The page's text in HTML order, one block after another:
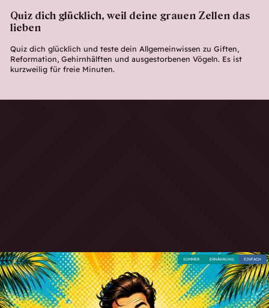
Quiz dich glücklich, weil deine grauen Zellen das
lieben
Quiz dich glücklich und teste dein Allgemeinwissen zu Giften,
Reformation, Gehirnhälften und ausgestorbenen Vögeln. Es ist
kurzweilig für freie Minuten.
EINFACH
ERNÄHRUNG
SOMMER